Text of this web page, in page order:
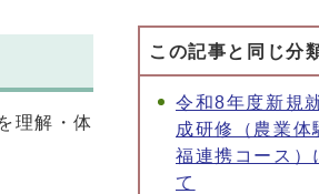
理解・体
この記事と同じ分
令和8年度新規
成研修（農業体
福連携コース）
て